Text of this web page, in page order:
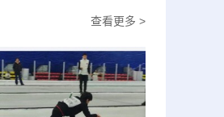
查看更多 >